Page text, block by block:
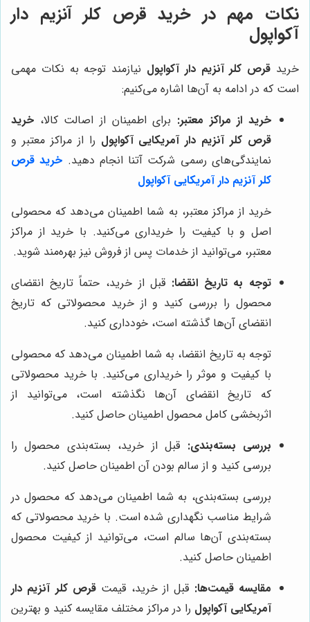
نکات مهم در خرید قرص کلر آنزیم دار
آکواپول
خرید قرص کلر آنزیم دار آکواپول نیازمند توجه به نکات مهمی
است که در ادامه به آن‌ها اشاره می‌کنیم:
خرید از مراکز معتبر: برای اطمینان از اصالت کالا، خرید
قرص کلر آنزیم دار آمریکایی آکواپول را از مراکز معتبر و
نمایندگی‌های رسمی شرکت آتنا انجام دهید. خرید قرص
کلر آنزیم دار آمریکایی آکواپول
خرید از مراکز معتبر، به شما اطمینان می‌دهد که محصولی
اصل و با کیفیت را خریداری می‌کنید. با خرید از مراکز
معتبر، می‌توانید از خدمات پس از فروش نیز بهره‌مند شوید.
توجه به تاریخ انقضا: قبل از خرید، حتماً تاریخ انقضای
محصول را بررسی کنید و از خرید محصولاتی که تاریخ
انقضای آن‌ها گذشته است، خودداری کنید.
توجه به تاریخ انقضا، به شما اطمینان می‌دهد که محصولی
با کیفیت و موثر را خریداری می‌کنید. با خرید محصولاتی
که تاریخ انقضای آن‌ها نگذشته است، می‌توانید از
اثربخشی کامل محصول اطمینان حاصل کنید.
بررسی بسته‌بندی: قبل از خرید، بسته‌بندی محصول را
بررسی کنید و از سالم بودن آن اطمینان حاصل کنید.
بررسی بسته‌بندی، به شما اطمینان می‌دهد که محصول در
شرایط مناسب نگهداری شده است. با خرید محصولاتی که
بسته‌بندی آن‌ها سالم است، می‌توانید از کیفیت محصول
اطمینان حاصل کنید.
مقایسه قیمت‌ها: قبل از خرید، قیمت قرص کلر آنزیم دار
آمریکایی آکواپول را در مراکز مختلف مقایسه کنید و بهترین